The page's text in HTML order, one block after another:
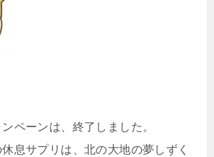
ペーンは、終了しました。
息サプリは、北の大地の夢しずく